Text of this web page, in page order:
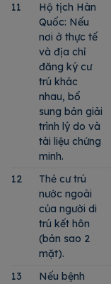
11
Hộ tịch Hàn
Quốc: Nếu
nơi ở thực tế
và địa chỉ
đăng ký cư
trú khác
nhau, bổ
sung bản giải
trình lý do và
tài liệu chứng
minh.
12
Thẻ cư trú
nước ngoài
của người di
trú kết hôn
(bản sao 2
mặt).
13
Nếu bệnh